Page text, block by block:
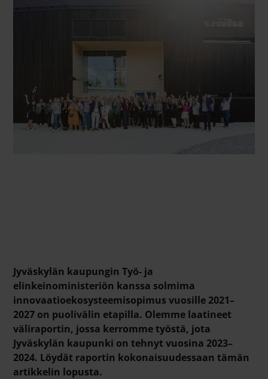
Jyväskylän kaupungin Työ- ja
elinkeinoministeriön kanssa solmima
innovaatioekosysteemisopimus vuosille 2021–
2027 on puolivälin etapilla. Olemme laatineet
väliraportin, jossa kerromme työstä, jota
Jyväskylän kaupunki on tehnyt vuosina 2023–
2024. Löydät raportin kokonaisuudessaan tämän
artikkelin lopusta.